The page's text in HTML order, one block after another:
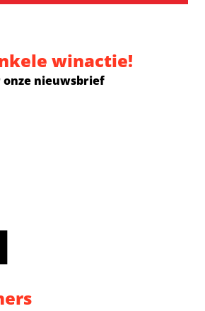
winactie!
nieuwsbrief